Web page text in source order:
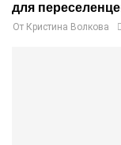
для
От Кристина Волкова